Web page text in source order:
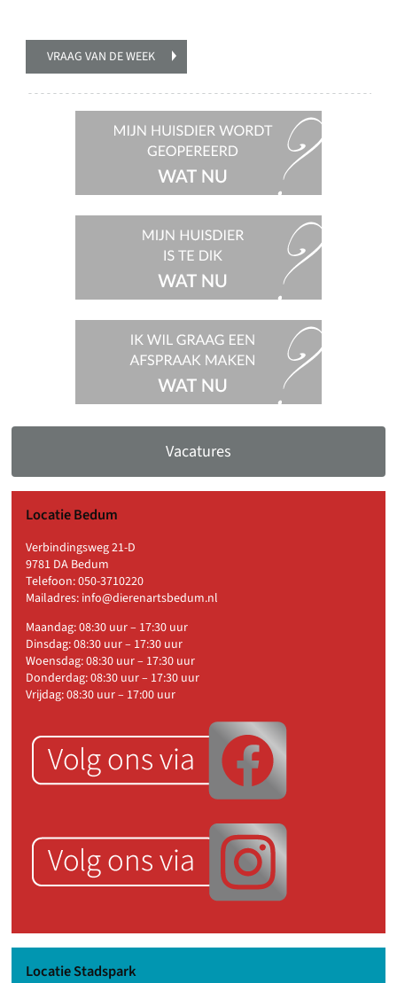
VRAAG VAN DE WEEK
graag een
Vacatures
Locatie Bedum
Verbindingsweg 21-D
9781 DA Bedum
Telefoon:050-3710220
Mailadres: info@dierenartsbedum.nl
Maandag: 08:30 uur – 17:30 uur
Dinsdag: 08:30 uur – 17:30 uur
Woensdag: 08:30 uur – 17:30 uur
Donderdag: 08:30 uur – 17:30 uur
Vrijdag: 08:30 uur – 17:00 uur
Locatie Stadspark